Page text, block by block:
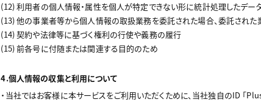
(12) 利用者の個人情報・属性を個人が特定できない形に統計処理したデ
(13) 他の事業者等から個人情報の取扱業務を委託された場合、委託された
(14) 契約や法律等に基づく権利の行使や義務の履行
(15) 前各号に付随または関連する目的のため
4.個人情報の収集と利用について
・当社ではお客様に本サービスをご利用いただくために、当社独自のID 「